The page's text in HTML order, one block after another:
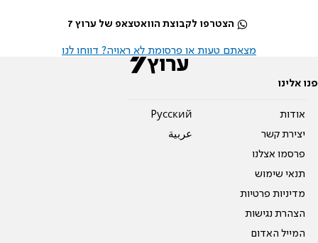
הצטרפו לקבוצת הוואטצאפ של ערוץ 7
מצאתם טעות או פרסומת לא ראויה? דווחו לנו
פנו אלינו
אודות
יצירת קשר
פרסמו אצלנו
תנאי שימוש
מדיניות פרטיות
הצהרת נגישות
המייל האדום
Pусский
عربية